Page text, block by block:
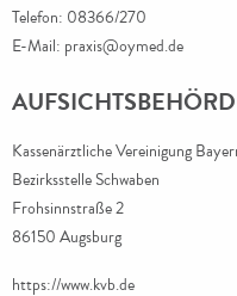
Telefon: 08366/270
E-Mail: praxis@oymed.de
Kassenärztliche Vereinigung
Bezirksstelle Schwaben
Frohsinnstraße 2
86150 Augsburg
https://www.kvb.de